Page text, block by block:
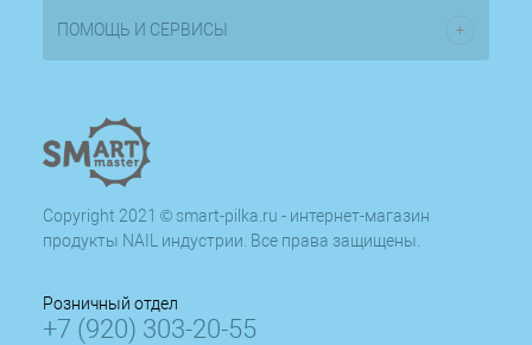
ПОМОЩЬ И СЕРВИСЫ
Copyright 2021 © smart-pilka.ru - интернет-магазин
продукты NAIL индустрии. Все права защищены.
Розничный отдел
+7 (920) 303-20-55